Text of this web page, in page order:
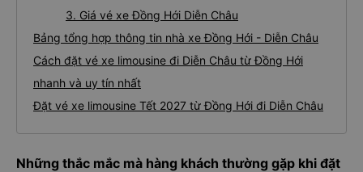
3. Giá vé xe Đồng Hới Diễn Châu
Bảng tổng hợp thông tin nhà xe Đồng Hới - Diễn Châu
Cách đặt vé xe limousine đi Diễn Châu từ Đồng Hới
nhanh và uy tín nhất
Đặt vé xe limousine Tết 2027 từ Đồng Hới đi Diễn Châu
Những thắc mắc mà hàng khách thường gặp khi đặt